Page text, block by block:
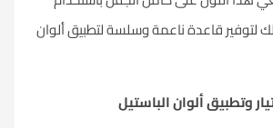
قاعدة ناعمة وسلسة لتطبيق ألوان
وتطبيق ألوان الباستيل